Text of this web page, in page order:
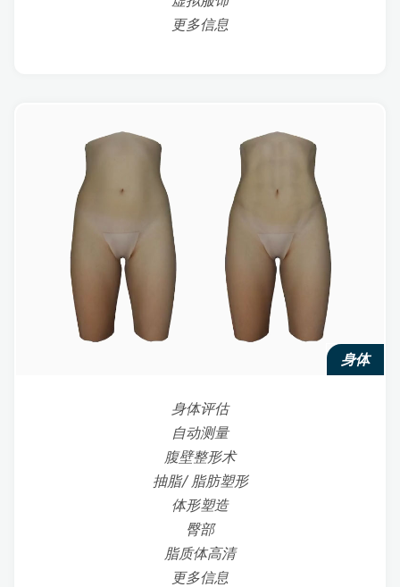
更多信息
身体
身体评估
自动测量
腹壁整形术
抽脂/ 脂肪塑形
体形塑造
臀部
脂质体高清
更多信息